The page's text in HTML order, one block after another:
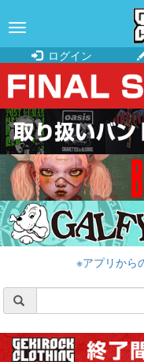
navigation
ログイン
※アプリから